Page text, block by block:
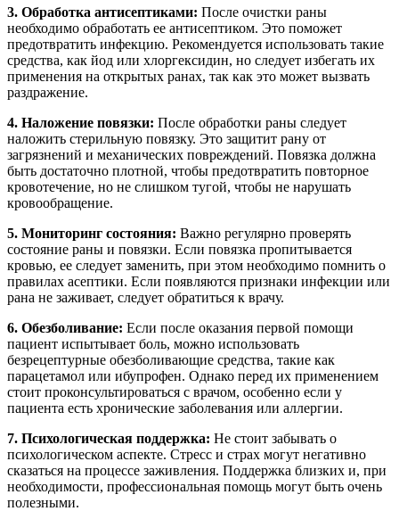
3. Обработка антисептиками: После очистки раны
необходимо обработать ее антисептиком. Это поможет
предотвратить инфекцию. Рекомендуется использовать такие
средства, как йод или хлоргексидин, но следует избегать их
применения на открытых ранах, так как это может вызвать
раздражение.
4. Наложение повязки: После обработки раны следует
наложить стерильную повязку. Это защитит рану от
загрязнений и механических повреждений. Повязка должна
быть достаточно плотной, чтобы предотвратить повторное
кровотечение, но не слишком тугой, чтобы не нарушать
кровообращение.
5. Мониторинг состояния: Важно регулярно проверять
состояние раны и повязки. Если повязка пропитывается
кровью, ее следует заменить, при этом необходимо помнить о
правилах асептики. Если появляются признаки инфекции или
рана не заживает, следует обратиться к врачу.
6. Обезболивание: Если после оказания первой помощи
пациент испытывает боль, можно использовать
безрецептурные обезболивающие средства, такие как
парацетамол или ибупрофен. Однако перед их применением
стоит проконсультироваться с врачом, особенно если у
пациента есть хронические заболевания или аллергии.
7. Психологическая поддержка: Не стоит забывать о
психологическом аспекте. Стресс и страх могут негативно
сказаться на процессе заживления. Поддержка близких и, при
необходимости, профессиональная помощь могут быть очень
полезными.